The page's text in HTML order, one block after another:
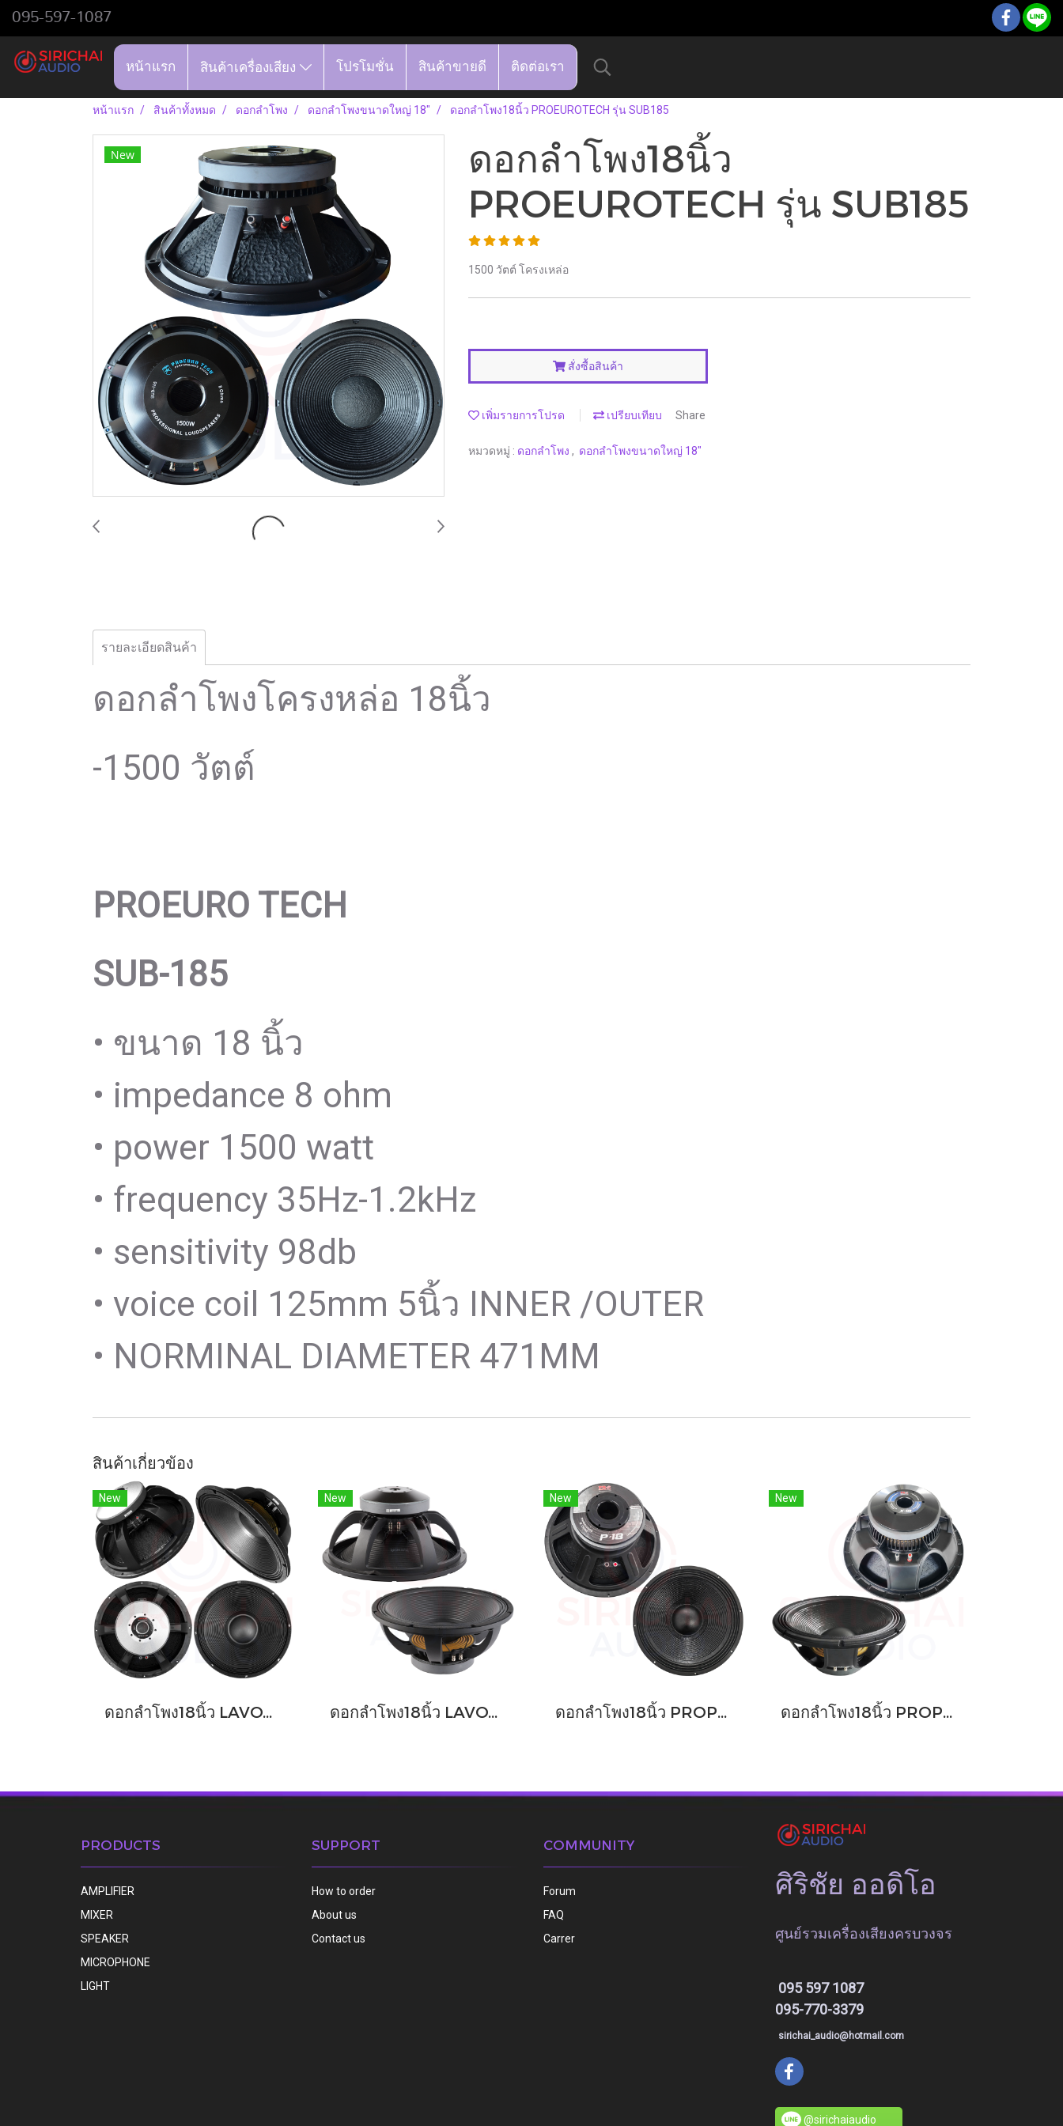
095-597-1087
หน้าแรก สินค้าเครื่องเสียง โปรโมชั่น สินค้าขายดี ติดต่อเรา
หน้าแรก สินค้าทั้งหมด ดอกลำโพง ดอกลำโพงขนาดใหญ่ 18" ดอกลำโพง18นิ้ว PROEUROTECH รุ่น SUB185
New
ดอกลำโพง18นิ้ว
PROEUROTECH รุ่น SUB185
1500 วัตต์ โครงเหล่อ
สั่งซื้อสินค้า
เพิ่มรายการโปรด เปรียบเทียบ Share
หมวดหมู่ : ดอกลำโพง , ดอกลำโพงขนาดใหญ่ 18"
รายละเอียดสินค้า
ดอกลำโพงโครงหล่อ 18นิ้ว
-1500 วัตต์
PROEURO TECH
SUB-185
• ขนาด 18 นิ้ว
• impedance 8 ohm
• power 1500 watt
• frequency 35Hz-1.2kHz
• sensitivity 98db
• voice coil 125mm 5นิ้ว INNER /OUTER
• NORMINAL DIAMETER 471MM
สินค้าเกี่ยวข้อง
New
ดอกลำโพง18นิ้ว LAVOCE รุ่น SAF184.02
New
ดอกลำโพง18นิ้ว LAVOCE รุ่น SAF184.03
New
ดอกลำโพง18นิ้ว PROPLUS รุ่น P18
New
ดอกลำโพง18นิ้ว PROPLUS รุ่น X18
PRODUCTS
AMPLIFIER
MIXER
SPEAKER
MICROPHONE
LIGHT
SUPPORT
How to order
About us
Contact us
COMMUNITY
Forum
FAQ
Carrer
ศิริชัย ออดิโอ
ศูนย์รวมเครื่องเสียงครบวงจร
095 597 1087
095-770-3379
sirichai_audio@hotmail.com
@sirichaiaudio